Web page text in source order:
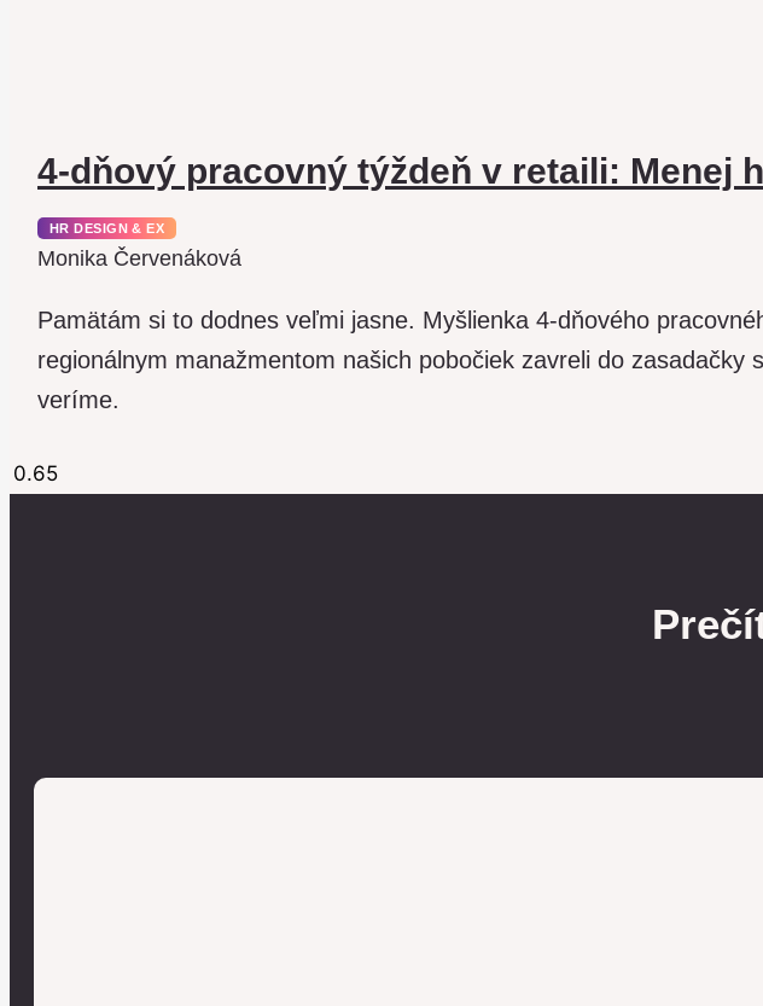
4-dňový pracovný týždeň v retaili: Menej
HR DESIGN & EX
Monika Červenáková
Pamätám si to dodnes veľmi jasne. Myšlienka 4-dňového
regionálnym manažmentom našich pobočiek zavreli do
veríme.